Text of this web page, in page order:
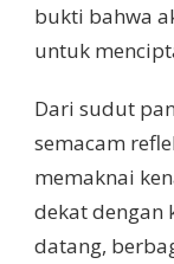
bukti bahwa
untuk
Dari sudut
semacam
memaknai
dekat dengan
datang,